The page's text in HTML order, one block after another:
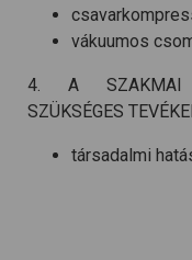
vákuumos
4. A SZAKMAI
SZÜKSÉGES
társadalmi